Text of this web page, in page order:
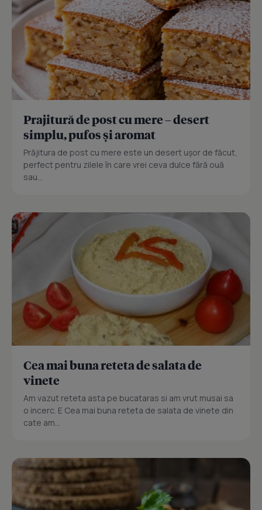
Prajitură de post cu mere – desert
simplu, pufos și aromat
Prăjitura de post cu mere este un desert ușor de făcut,
perfect pentru zilele în care vrei ceva dulce fără ouă
sau...
Cea mai buna reteta de salata de
vinete
Am vazut reteta asta pe bucataras si am vrut musai sa
o incerc. E Cea mai buna reteta de salata de vinete din
cate am...